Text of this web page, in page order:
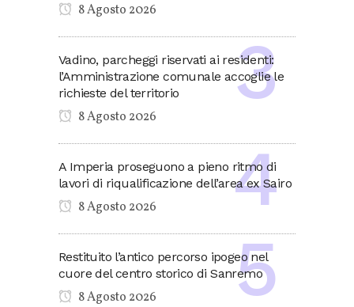
8 Agosto 2026
Vadino, parcheggi riservati ai residenti:
l’Amministrazione comunale accoglie le
richieste del territorio
8 Agosto 2026
A Imperia proseguono a pieno ritmo di
lavori di riqualificazione dell’area ex Sairo
8 Agosto 2026
Restituito l’antico percorso ipogeo nel
cuore del centro storico di Sanremo
8 Agosto 2026